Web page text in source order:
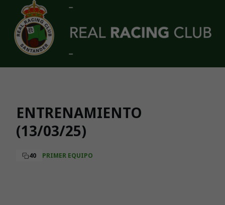
Skip to main content
ENTRENAMIENTO
(13/03/25)
40 PRIMER EQUIPO